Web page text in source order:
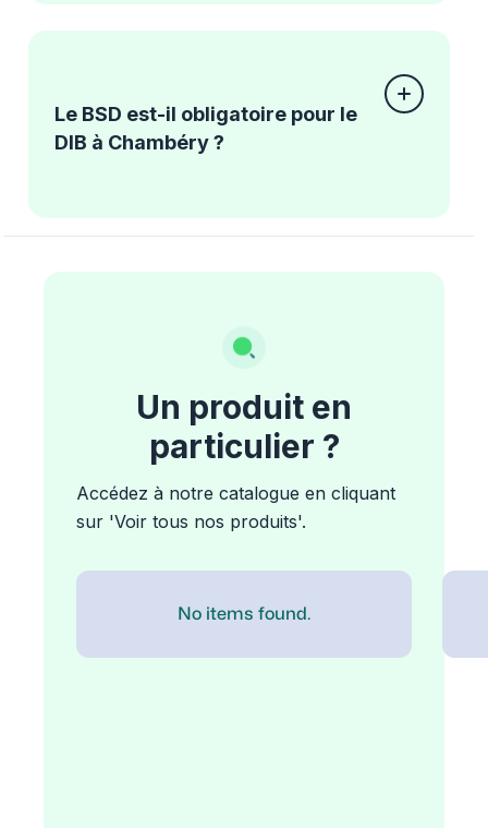
Le BSD est-il obligatoire pour le
DIB à Chambéry ?
Un produit en
particulier ?
Accédez à notre catalogue en cliquant
sur 'Voir tous nos produits'.
No items found.